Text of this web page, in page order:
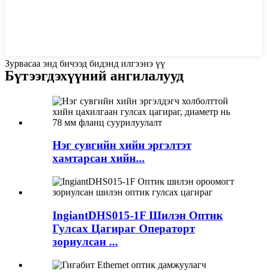
Зурвасаа энд бичээд бидэнд илгээнэ үү
Бүтээгдэхүүний ангилалууд
Нэг сувгийн хийн эргэлтэт
хамтарсан хийн...
IngiantDHS015-1F Шилэн Оптик
Гулсах Цагираг Операторт
зориулсан ...